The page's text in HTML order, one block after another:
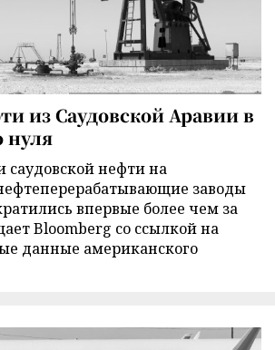
из Саудовской Аравии в
нуля
саудовской нефти на
заводы
впервые более чем за
Bloomberg со ссылкой на
данные американского